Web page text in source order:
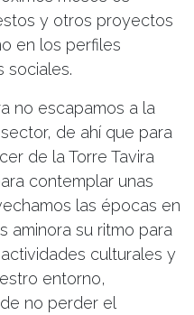
y otros proyectos
en los perfiles
sociales.
no escapamos a la
de ahí que para
de la Torre Tavira
contemplar unas
las épocas en
aminora su ritmo para
culturales y
entorno,
no perder el